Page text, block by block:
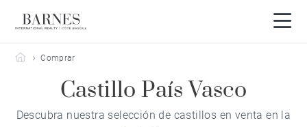
Barnes Côte Basque
Comprar
Castillo País Vasco
Descubra nuestra selección de castillos en venta en la